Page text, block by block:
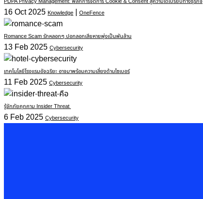
16 Oct 2025 Knowledge | OneFence
Romance Scam รักหลอกๆ ปอกลอกเสียหายพุ่งเป็นพันล้าน
13 Feb 2025 Cybersecurity
เทคโนโลยีโรงแรมอัจฉริยะ อาจมาพร้อมความเสี่ยงด้านไซเบอร์
11 Feb 2025 Cybersecurity
รู้จักภัยคุกคาม Insider Threat
6 Feb 2025 Cybersecurity